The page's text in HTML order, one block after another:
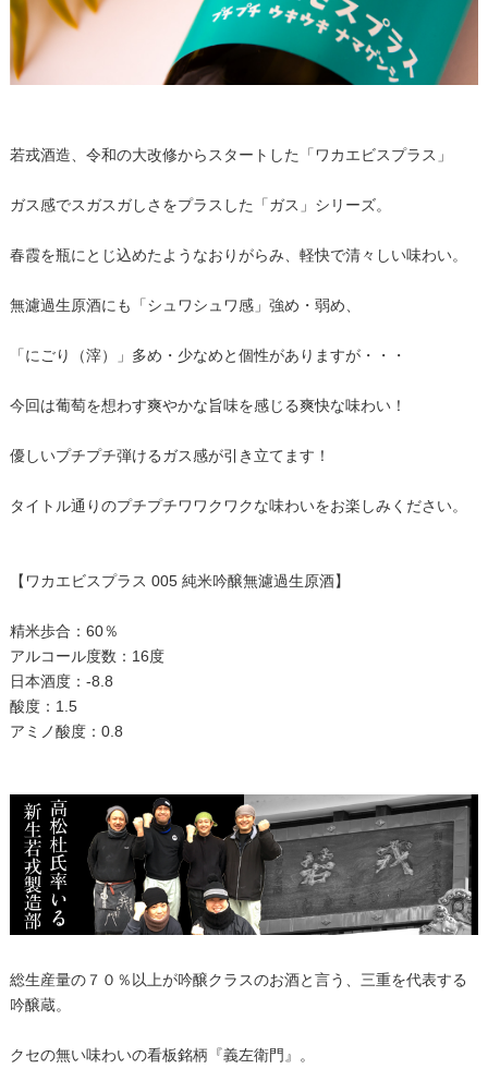
若戎酒造、令和の大改修からスタートした「ワカエビスプラス」
ガス感でスガスガしさをプラスした「ガス」シリーズ。
春霞を瓶にとじ込めたようなおりがらみ、軽快で清々しい味わい。
無濾過生原酒にも「シュワシュワ感」強め・弱め、
「にごり（滓）」多め・少なめと個性がありますが・・・
今回は葡萄を想わす爽やかな旨味を感じる爽快な味わい！
優しいプチプチ弾けるガス感が引き立てます！
タイトル通りのプチプチワワクワクな味わいをお楽しみください。
【ワカエビスプラス 005 純米吟醸無濾過生原酒】
精米歩合：60％
アルコール度数：16度
日本酒度：-8.8
酸度：1.5
アミノ酸度：0.8
総生産量の７０％以上が吟醸クラスのお酒と言う、三重を代表する
吟醸蔵。
クセの無い味わいの看板銘柄『義左衛門』。